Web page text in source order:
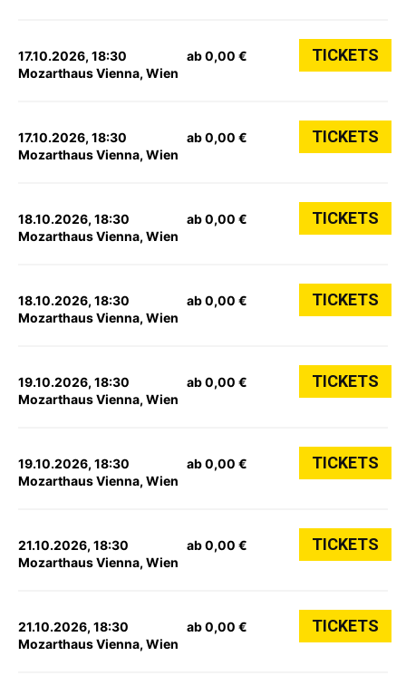
17.10.2026, 18:30
Mozarthaus Vienna, Wien
ab 0,00 € TICKETS
17.10.2026, 18:30
Mozarthaus Vienna, Wien
ab 0,00 € TICKETS
18.10.2026, 18:30
Mozarthaus Vienna, Wien
ab 0,00 € TICKETS
18.10.2026, 18:30
Mozarthaus Vienna, Wien
ab 0,00 € TICKETS
19.10.2026, 18:30
Mozarthaus Vienna, Wien
ab 0,00 € TICKETS
19.10.2026, 18:30
Mozarthaus Vienna, Wien
ab 0,00 € TICKETS
21.10.2026, 18:30
Mozarthaus Vienna, Wien
ab 0,00 € TICKETS
21.10.2026, 18:30
Mozarthaus Vienna, Wien
ab 0,00 € TICKETS